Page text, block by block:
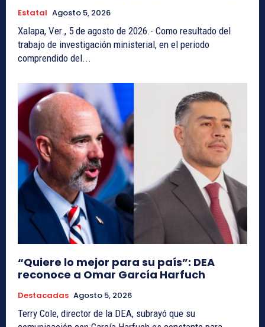
Estatal Agosto 5, 2026
Xalapa, Ver., 5 de agosto de 2026.- Como resultado del
trabajo de investigación ministerial, en el periodo
comprendido del...
“Quiere lo mejor para su país”: DEA
reconoce a Omar García Harfuch
Destacadas Agosto 5, 2026
Terry Cole, director de la DEA, subrayó que su